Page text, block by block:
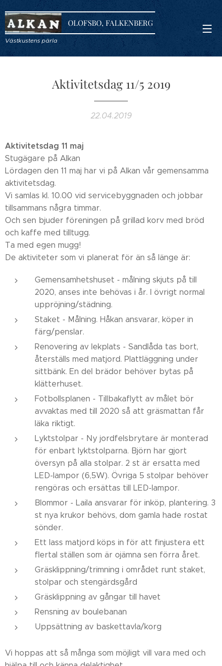
OLOFSBO, FALKENBERG
Västkustens pärla
Aktivitetsdag 11/5 2019
22.04.2019
Aktivitetsdag 11 maj
Stugägare på Alkan
Lördagen den 11 maj har vi på Alkan vår gemensamma
aktivitetsdag.
Vi samlas kl. 10.00 vid servicebyggnaden och jobbar
tillsammans några timmar.
Och sen bjuder föreningen på grillad korv med bröd
och kaffe med tilltugg.
Ta med egen mugg!
De aktiviteter som vi planerat för än så länge är:
Gemensamhetshuset - målning skjuts på till
2020, anses inte behövas i år. I övrigt normal
uppröjning/städning.
Staket - Målning. Håkan ansvarar, köper in
färg/penslar.
Renovering av lekplats - Sandlåda tas bort,
återställs med matjord. Plattläggning under
sittbänk. En del brädor behöver bytas på
klätterhuset.
Fotbollsplanen - Tillbakaflytt av målet bör
avvaktas med till 2020 så att gräsmattan får
läka riktigt.
Lyktstolpar - Ny jordfelsbrytare är monterad
för enbart lyktstolparna. Björn har gjort
översyn på alla stolpar. 2 st är ersatta med
LED-lampor (6,5W). Övriga 5 stolpar behöver
rengöras och ersättas till LED-lampor.
Blommor - Laila ansvarar för inköp, plantering. 3
st nya krukor behövs, dom gamla hade rostat
sönder.
Ett lass matjord köps in för att finjustera ett
flertal ställen som är ojämna sen förra året.
Gräsklippning/trimning i området runt staket,
stolpar och stengärdsgård
Gräsklippning av gångar till havet
Rensning av boulebanan
Uppsättning av baskettavla/korg
Vi hoppas att så många som möjligt vill vara med och